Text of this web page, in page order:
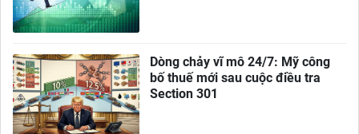
Dòng chảy vĩ mô 24/7: Mỹ công
bố thuế mới sau cuộc điều tra
Section 301